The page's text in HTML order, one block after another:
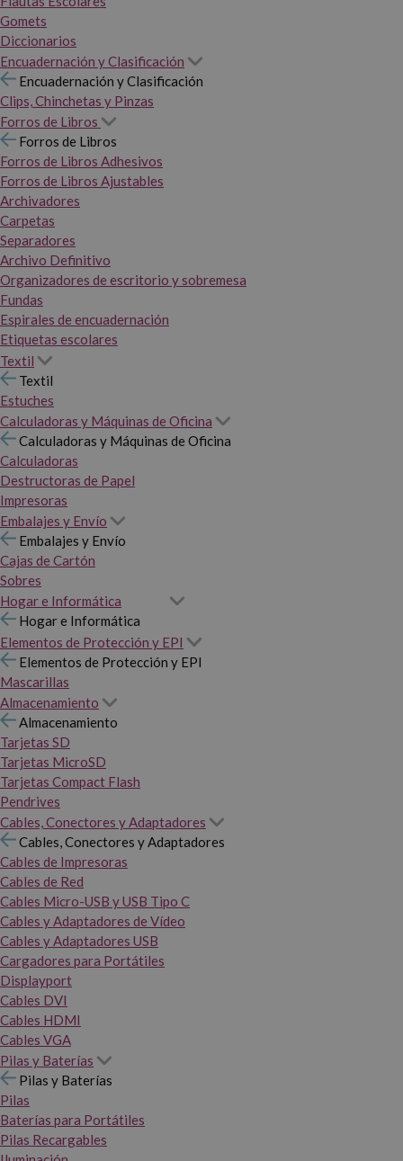
Gomets
Diccionarios
Encuadernación y Clasificación
Encuadernación y Clasificación
Clips, Chinchetas y Pinzas
Forros de Libros
Forros de Libros
Forros de Libros Adhesivos
Forros de Libros Ajustables
Archivadores
Carpetas
Separadores
Archivo Definitivo
Organizadores de escritorio y sobremesa
Fundas
Espirales de encuadernación
Etiquetas escolares
Textil
Textil
Estuches
Calculadoras y Máquinas de Oficina
Calculadoras y Máquinas de Oficina
Calculadoras
Destructoras de Papel
Impresoras
Embalajes y Envío
Embalajes y Envío
Cajas de Cartón
Sobres
Hogar e Informática
Hogar e Informática
Elementos de Protección y EPI
Elementos de Protección y EPI
Mascarillas
Almacenamiento
Almacenamiento
Tarjetas SD
Tarjetas MicroSD
Tarjetas Compact Flash
Pendrives
Cables, Conectores y Adaptadores
Cables, Conectores y Adaptadores
Cables de Impresoras
Cables de Red
Cables Micro-USB y USB Tipo C
Cables y Adaptadores de Vídeo
Cables y Adaptadores USB
Cargadores para Portátiles
Displayport
Cables DVI
Cables HDMI
Cables VGA
Pilas y Baterías
Pilas y Baterías
Pilas
Baterías para Portátiles
Pilas Recargables